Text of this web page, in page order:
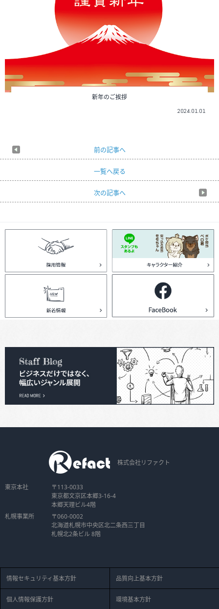
新年のご挨拶
2024.01.01
前の記事へ
一覧へ戻る
次の記事へ
株式会社リファクト
東京本社
〒113-0033
東京都文京区本郷3-16-4
本郷天理ビル4階
札幌事業所
〒060-0002
北海道札幌市中央区北二条西三丁目
札幌北2条ビル 8階
情報セキュリティ基本方針 品質向上基本方針
個人情報保護方針 環境基本方針